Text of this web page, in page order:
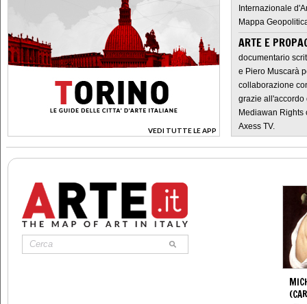
VEDI TUTTE LE APP
>
Internazionale
Mappa
ARTE E
documentario
e Piero Muscarà
collaborazione
grazie all'accordo
Mediawan Rights
Axess TV.